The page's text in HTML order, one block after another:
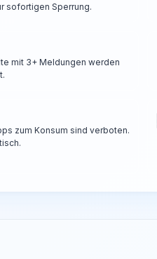
sofortigen Sperrung.
mit 3+ Meldungen werden
zum Konsum sind verboten.